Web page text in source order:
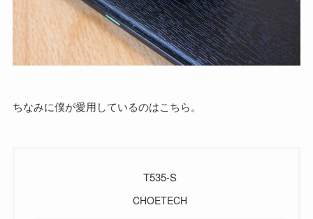
ちなみに僕が愛用しているのはこちら。
T535-S
CHOETECH